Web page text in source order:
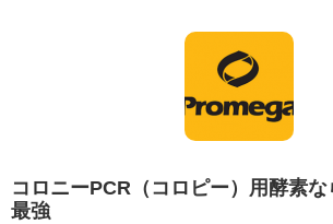
コロニーPCR（コロピー）用酵素
最強